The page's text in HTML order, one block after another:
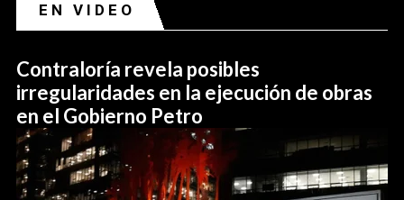
EN VIDEO
Contraloría revela posibles
irregularidades en la ejecución de obras
en el Gobierno Petro